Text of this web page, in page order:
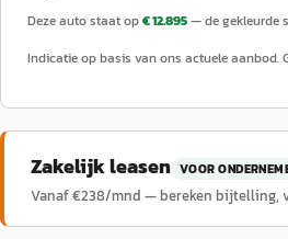
Deze auto staat op€ 12.895— de gekleurde
Indicatie op basis van ons actuele aanbod.
Zakelijk leasen VOOR
Vanaf €238/mnd — bereken bijtelling,